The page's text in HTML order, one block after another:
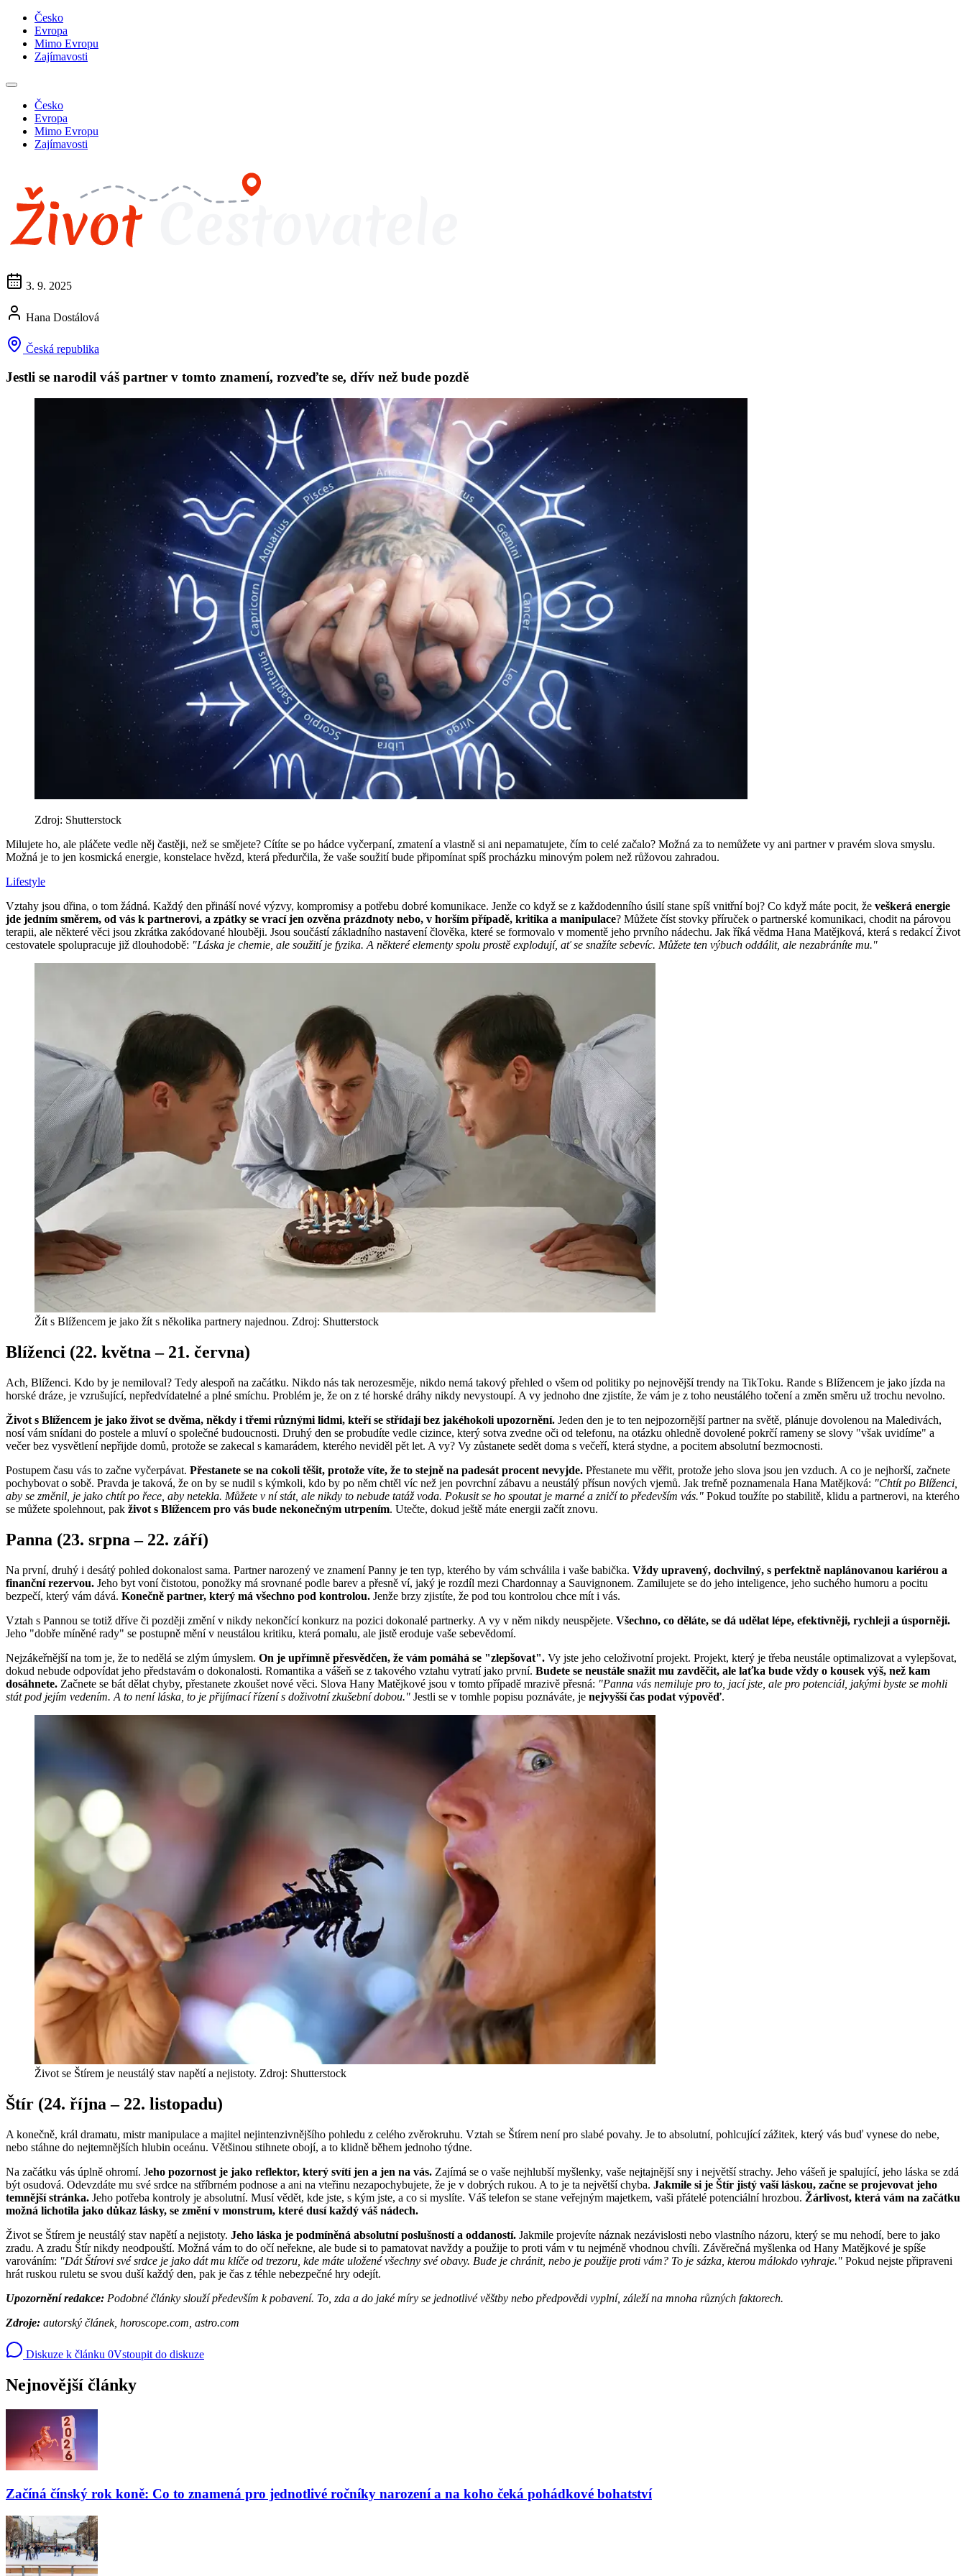
Česko
Evropa
Mimo Evropu
Zajímavosti
Česko
Evropa
Mimo Evropu
Zajímavosti
3. 9. 2025
Hana Dostálová
Česká republika
Jestli se narodil váš partner v tomto znamení, rozveďte se, dřív než bude pozdě
Zdroj: Shutterstock
Milujete ho, ale pláčete vedle něj častěji, než se smějete? Cítíte se po hádce vyčerpaní, zmatení a vlastně si ani nepamatujete, čím to celé začalo? Možná za to nemůžete vy ani partner v pravém slova smyslu.
Možná je to jen kosmická energie, konstelace hvězd, která předurčila, že vaše soužití bude připomínat spíš procházku minovým polem než růžovou zahradou.
Lifestyle
Vztahy jsou dřina, o tom žádná. Každý den přináší nové výzvy, kompromisy a potřebu dobré komunikace. Jenže co když se z každodenního úsilí stane spíš vnitřní boj? Co když máte pocit, že veškerá energie
jde jedním směrem, od vás k partnerovi, a zpátky se vrací jen ozvěna prázdnoty nebo, v horším případě, kritika a manipulace? Můžete číst stovky příruček o partnerské komunikaci, chodit na párovou
terapii, ale některé věci jsou zkrátka zakódované hlouběji. Jsou součástí základního nastavení člověka, které se formovalo v momentě jeho prvního nádechu. Jak říká vědma Hana Matějková, která s redakcí Život
cestovatele spolupracuje již dlouhodobě: "Láska je chemie, ale soužití je fyzika. A některé elementy spolu prostě explodují, ať se snažíte sebevíc. Můžete ten výbuch oddálit, ale nezabráníte mu."
Žít s Blížencem je jako žít s několika partnery najednou. Zdroj: Shutterstock
Blíženci (22. května – 21. června)
Ach, Blíženci. Kdo by je nemiloval? Tedy alespoň na začátku. Nikdo nás tak nerozesměje, nikdo nemá takový přehled o všem od politiky po nejnovější trendy na TikToku. Rande s Blížencem je jako jízda na
horské dráze, je vzrušující, nepředvídatelné a plné smíchu. Problém je, že on z té horské dráhy nikdy nevystoupí. A vy jednoho dne zjistíte, že vám je z toho neustálého točení a změn směru už trochu nevolno.
Život s Blížencem je jako život se dvěma, někdy i třemi různými lidmi, kteří se střídají bez jakéhokoli upozornění. Jeden den je to ten nejpozornější partner na světě, plánuje dovolenou na Maledivách,
nosí vám snídani do postele a mluví o společné budoucnosti. Druhý den se probudíte vedle cizince, který sotva zvedne oči od telefonu, na otázku ohledně dovolené pokrčí rameny se slovy "však uvidíme" a
večer bez vysvětlení nepřijde domů, protože se zakecal s kamarádem, kterého neviděl pět let. A vy? Vy zůstanete sedět doma s večeří, která stydne, a pocitem absolutní bezmocnosti.
Postupem času vás to začne vyčerpávat. Přestanete se na cokoli těšit, protože víte, že to stejně na padesát procent nevyjde. Přestanete mu věřit, protože jeho slova jsou jen vzduch. A co je nejhorší, začnete
pochybovat o sobě. Pravda je taková, že on by se nudil s kýmkoli, kdo by po něm chtěl víc než jen povrchní zábavu a neustálý přísun nových vjemů. Jak trefně poznamenala Hana Matějková: "Chtít po Blíženci,
aby se změnil, je jako chtít po řece, aby netekla. Můžete v ní stát, ale nikdy to nebude tatáž voda. Pokusit se ho spoutat je marné a zničí to především vás." Pokud toužíte po stabilitě, klidu a partnerovi, na kterého
se můžete spolehnout, pak život s Blížencem pro vás bude nekonečným utrpením. Utečte, dokud ještě máte energii začít znovu.
Panna (23. srpna – 22. září)
Na první, druhý i desátý pohled dokonalost sama. Partner narozený ve znamení Panny je ten typ, kterého by vám schválila i vaše babička. Vždy upravený, dochvilný, s perfektně naplánovanou kariérou a
finanční rezervou. Jeho byt voní čistotou, ponožky má srovnané podle barev a přesně ví, jaký je rozdíl mezi Chardonnay a Sauvignonem. Zamilujete se do jeho inteligence, jeho suchého humoru a pocitu
bezpečí, který vám dává. Konečně partner, který má všechno pod kontrolou. Jenže brzy zjistíte, že pod tou kontrolou chce mít i vás.
Vztah s Pannou se totiž dříve či později změní v nikdy nekončící konkurz na pozici dokonalé partnerky. A vy v něm nikdy neuspějete. Všechno, co děláte, se dá udělat lépe, efektivněji, rychleji a úsporněji.
Jeho "dobře míněné rady" se postupně mění v neustálou kritiku, která pomalu, ale jistě eroduje vaše sebevědomí.
Nejzákeřnější na tom je, že to nedělá se zlým úmyslem. On je upřímně přesvědčen, že vám pomáhá se "zlepšovat". Vy jste jeho celoživotní projekt. Projekt, který je třeba neustále optimalizovat a vylepšovat,
dokud nebude odpovídat jeho představám o dokonalosti. Romantika a vášeň se z takového vztahu vytratí jako první. Budete se neustále snažit mu zavděčit, ale laťka bude vždy o kousek výš, než kam
dosáhnete. Začnete se bát dělat chyby, přestanete zkoušet nové věci. Slova Hany Matějkové jsou v tomto případě mrazivě přesná: "Panna vás nemiluje pro to, jací jste, ale pro potenciál, jakými byste se mohli
stát pod jejím vedením. A to není láska, to je přijímací řízení s doživotní zkušební dobou." Jestli se v tomhle popisu poznáváte, je nejvyšší čas podat výpověď.
Život se Štírem je neustálý stav napětí a nejistoty. Zdroj: Shutterstock
Štír (24. října – 22. listopadu)
A konečně, král dramatu, mistr manipulace a majitel nejintenzivnějšího pohledu z celého zvěrokruhu. Vztah se Štírem není pro slabé povahy. Je to absolutní, pohlcující zážitek, který vás buď vynese do nebe,
nebo stáhne do nejtemnějších hlubin oceánu. Většinou stihnete obojí, a to klidně během jednoho týdne.
Na začátku vás úplně ohromí. Jeho pozornost je jako reflektor, který svítí jen a jen na vás. Zajímá se o vaše nejhlubší myšlenky, vaše nejtajnější sny i největší strachy. Jeho vášeň je spalující, jeho láska se zdá
být osudová. Odevzdáte mu své srdce na stříbrném podnose a ani na vteřinu nezapochybujete, že je v dobrých rukou. A to je ta největší chyba. Jakmile si je Štír jistý vaší láskou, začne se projevovat jeho
temnější stránka. Jeho potřeba kontroly je absolutní. Musí vědět, kde jste, s kým jste, a co si myslíte. Váš telefon se stane veřejným majetkem, vaši přátelé potenciální hrozbou. Žárlivost, která vám na začátku
možná lichotila jako důkaz lásky, se změní v monstrum, které dusí každý váš nádech.
Život se Štírem je neustálý stav napětí a nejistoty. Jeho láska je podmíněná absolutní poslušností a oddaností. Jakmile projevíte náznak nezávislosti nebo vlastního názoru, který se mu nehodí, bere to jako
zradu. A zradu Štír nikdy neodpouští. Možná vám to do očí neřekne, ale bude si to pamatovat navždy a použije to proti vám v tu nejméně vhodnou chvíli. Závěrečná myšlenka od Hany Matějkové je spíše
varováním: "Dát Štírovi své srdce je jako dát mu klíče od trezoru, kde máte uložené všechny své obavy. Bude je chránit, nebo je použije proti vám? To je sázka, kterou málokdo vyhraje." Pokud nejste připraveni
hrát ruskou ruletu se svou duší každý den, pak je čas z téhle nebezpečné hry odejít.
Upozornění redakce: Podobné články slouží především k pobavení. To, zda a do jaké míry se jednotlivé věštby nebo předpovědi vyplní, záleží na mnoha různých faktorech.
Zdroje: autorský článek, horoscope.com, astro.com
Diskuze k článku 0Vstoupit do diskuze
Nejnovější články
Začíná čínský rok koně: Co to znamená pro jednotlivé ročníky narození a na koho čeká pohádkové bohatství